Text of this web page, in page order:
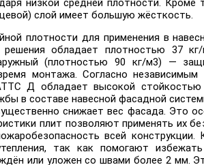
низкой средней плотности.
слой имеет большую жёсткость.
плотности для применения в
обладает плотностью 37 кг/
(плотностью 90 кг/м3) —
монтажа. Согласно
Д обладает высокой стойкостью
в составе навесной фасадной
снижает вес фасада. Это
плит позволяют применять их
всей
так как помогают
или уложен со швами более 2 мм.